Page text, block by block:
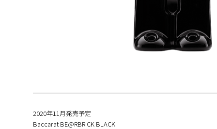
2020年11月発売予定
Baccarat BE@RBRICK BLACK